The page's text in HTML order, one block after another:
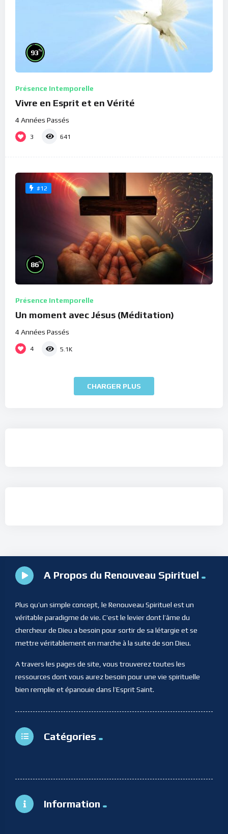
93%
Présence Intemporelle
Vivre en Esprit et en Vérité
4 Années Passés
3 641
#12
86%
Présence Intemporelle
Un moment avec Jésus (Méditation)
4 Années Passés
4 5.1K
CHARGER PLUS
A Propos du Renouveau Spirituel
Plus qu’un simple concept, le Renouveau Spirituel est un
véritable paradigme de vie. C’est le levier dont l’âme du
chercheur de Dieu a besoin pour sortir de sa létargie et se
mettre véritablement en marche à la suite de son Dieu.
A travers les pages de site, vous trouverez toutes les
ressources dont vous aurez besoin pour une vie spirituelle
bien remplie et épanouie dans l’Esprit Saint.
Catégories
Information